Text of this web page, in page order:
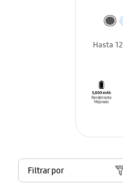
Filtrar por